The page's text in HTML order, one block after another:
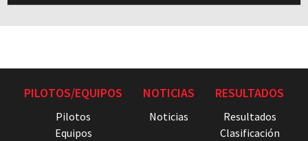
PILOTOS/EQUIPOS
Pilotos
Equipos
NOTICIAS
Noticias
RESULTADOS
Resultados
Clasificación